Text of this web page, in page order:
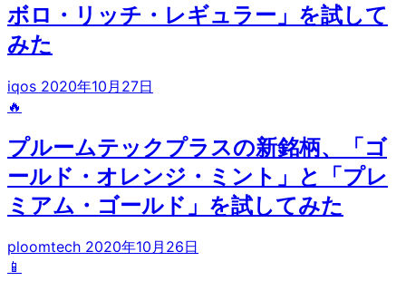
ボロ・リッチ・レギュラー」を試して
みた
iqos 2020年10月27日
🔥
プルームテックプラスの新銘柄、「ゴ
ールド・オレンジ・ミント」と「プレ
ミアム・ゴールド」を試してみた
ploomtech 2020年10月26日
📱